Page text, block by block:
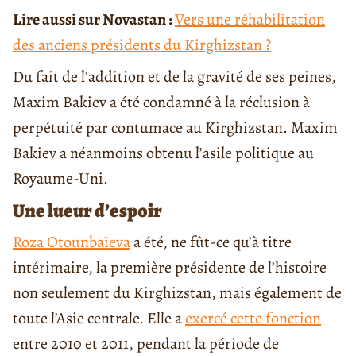
Lire aussi sur Novastan :Vers une réhabilitation
des anciens présidents du Kirghizstan ?
Du fait de l’addition et de la gravité de ses peines,
Maxim Bakiev a été condamné à la réclusion à
perpétuité par contumace au Kirghizstan. Maxim
Bakiev a néanmoins obtenu l’asile politique au
Royaume-Uni.
Une lueur d’espoir
Roza Otounbaïevaa été, ne fût-ce qu’à titre
intérimaire, la première présidente de l’histoire
non seulement du Kirghizstan, mais également de
toute l’Asie centrale. Elle aexercé cette fonction
entre 2010 et 2011, pendant la période de